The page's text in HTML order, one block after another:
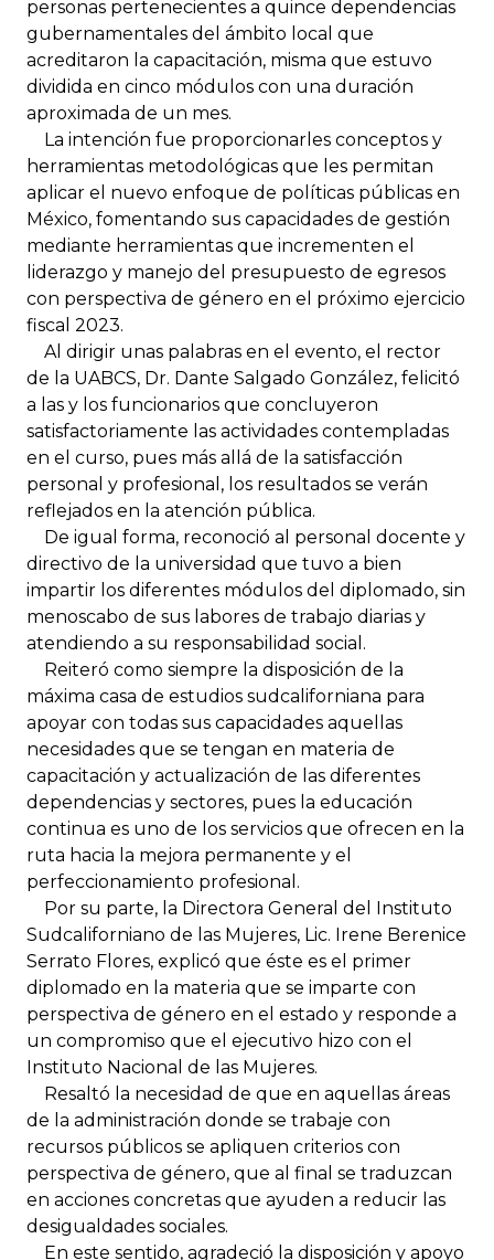
personas pertenecientes a quince dependencias
gubernamentales del ámbito local que
acreditaron la capacitación, misma que estuvo
dividida en cinco módulos con una duración
aproximada de un mes.
La intención fue proporcionarles conceptos y
herramientas metodológicas que les permitan
aplicar el nuevo enfoque de políticas públicas en
México, fomentando sus capacidades de gestión
mediante herramientas que incrementen el
liderazgo y manejo del presupuesto de egresos
con perspectiva de género en el próximo ejercicio
fiscal 2023.
Al dirigir unas palabras en el evento, el rector
de la UABCS, Dr. Dante Salgado González, felicitó
a las y los funcionarios que concluyeron
satisfactoriamente las actividades contempladas
en el curso, pues más allá de la satisfacción
personal y profesional, los resultados se verán
reflejados en la atención pública.
De igual forma, reconoció al personal docente y
directivo de la universidad que tuvo a bien
impartir los diferentes módulos del diplomado, sin
menoscabo de sus labores de trabajo diarias y
atendiendo a su responsabilidad social.
Reiteró como siempre la disposición de la
máxima casa de estudios sudcaliforniana para
apoyar con todas sus capacidades aquellas
necesidades que se tengan en materia de
capacitación y actualización de las diferentes
dependencias y sectores, pues la educación
continua es uno de los servicios que ofrecen en la
ruta hacia la mejora permanente y el
perfeccionamiento profesional.
Por su parte, la Directora General del Instituto
Sudcaliforniano de las Mujeres, Lic. Irene Berenice
Serrato Flores, explicó que éste es el primer
diplomado en la materia que se imparte con
perspectiva de género en el estado y responde a
un compromiso que el ejecutivo hizo con el
Instituto Nacional de las Mujeres.
Resaltó la necesidad de que en aquellas áreas
de la administración donde se trabaje con
recursos públicos se apliquen criterios con
perspectiva de género, que al final se traduzcan
en acciones concretas que ayuden a reducir las
desigualdades sociales.
En este sentido, agradeció la disposición y apoyo